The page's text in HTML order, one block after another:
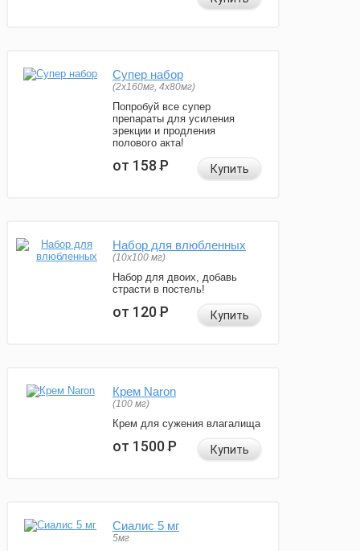
Супер набор
(2х160мг, 4х80мг)
Попробуй все супер
препараты для усиления
эрекции и продления
полового акта!
от 158Р Купить
Набор для влюбленных
(10х100 мг)
Набор для двоих, добавь
страсти в постель!
от 120Р Купить
Крем Naron
(100 мг)
Крем для сужения влагалища
от 1500Р Купить
Сиалис 5 мг
5мг